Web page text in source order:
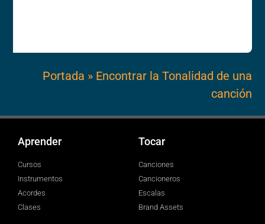
Portada » Encontrar la Tonalidad de una
canción
Aprender
Cursos
Instrumentos
Acordes
Clases
Tocar
Canciones
Cancioneros
Escalas
Brand Assets